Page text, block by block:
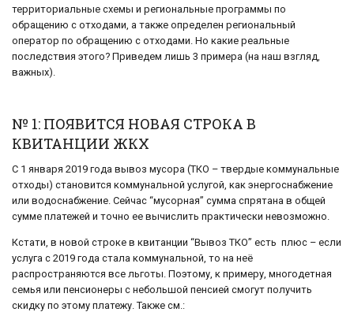
территориальные схемы и региональные программы по
обращению с отходами, а также определен региональный
оператор по обращению с отходами. Но какие реальные
последствия этого? Приведем лишь 3 примера (на наш взгляд,
важных).
№ 1: ПОЯВИТСЯ НОВАЯ СТРОКА В
КВИТАНЦИИ ЖКХ
С 1 января 2019 года вывоз мусора (ТКО – твердые коммунальные
отходы) становится коммунальной услугой, как энергоснабжение
или водоснабжение. Сейчас “мусорная” сумма спрятана в общей
сумме платежей и точно ее вычислить практически невозможно.
Кстати, в новой строке в квитанции “Вывоз ТКО” есть плюс – если
услуга с 2019 года стала коммунальной, то на неё
распространяются все льготы. Поэтому, к примеру, многодетная
семья или пенсионеры с небольшой пенсией смогут получить
скидку по этому платежу. Также см.: